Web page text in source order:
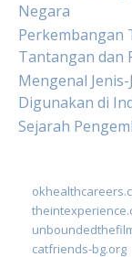
Negara
Perkembangan
Tantangan dan
Mengenal
Digunakan di
Sejarah
catfriends-bg.org